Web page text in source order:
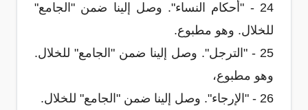
24 - "أحكام النساء". وصل إلينا ضمن "الجامع"
للخلال. وهو مطبوع.
25 - "الترجل". وصل إلينا ضمن "الجامع" للخلال.
وهو مطبوع،
26 - "الإرجاء". وصل إلينا ضمن "الجامع" للخلال.